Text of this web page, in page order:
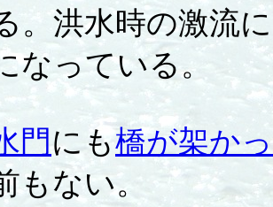
。洪水時の激流
なっている。
門にも橋が架か
もない。